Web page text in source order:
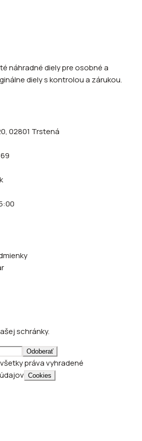
náhradné diely pre osobné a
diely s kontrolou a zárukou.
02801 Trstená
schránky.
Odoberať
práva vyhradené
Cookies